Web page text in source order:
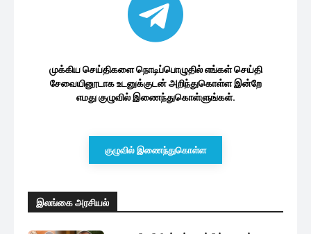
முக்கிய செய்திகளை நொடிப்பொழுதில் எங்கள் செய்தி
சேவையினூடாக உடனுக்குடன் அறிந்துகொள்ள இன்றே
எமது குழுவில் இணைந்துகொள்ளுங்கள்.
குழுவில் இணைந்துகொள்ள
இலங்கை அரசியல்